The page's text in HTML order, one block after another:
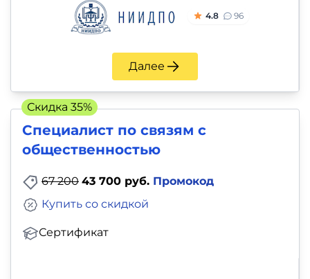
4.8 96
Далее
Специалист по связям с
общественностью
67 200 43 700 руб. Промокод
Сертификат
Купить со скидкой
Скидка 35%
Красота,
здоровье,
Психология
и
саморазвитие
Прочее
Репетиторы
Тесты